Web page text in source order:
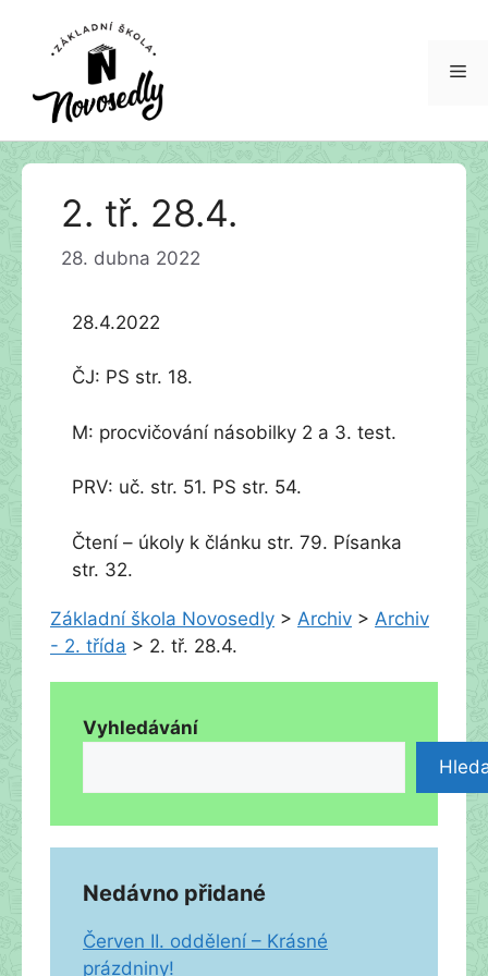
Přeskočit
2. tř. 28.4.
28. dubna 2022
28.4.2022
ČJ: PS str. 18.
M: procvičování násobilky 2 a 3. test.
PRV: uč. str. 51. PS str. 54.
Čtení – úkoly k článku str. 79. Písanka
str. 32.
Základní škola Novosedly > Archiv > Archiv
- 2. třída > 2. tř. 28.4.
Vyhledávání
Nedávno přidané
Červen II. oddělení – Krásné
prázdniny!